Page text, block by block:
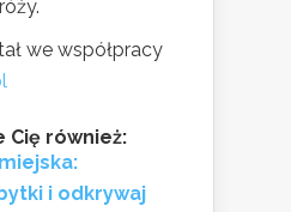
we współpracy
Cię również:
i odkrywaj